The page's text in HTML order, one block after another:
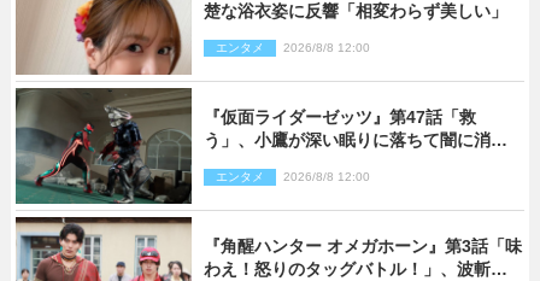
楚な浴衣姿に反響「相変わらず美しい」
エンタメ 2026/8/8 12:00
『仮面ライダーゼッツ』第47話「救
う」、小鷹が深い眠りに落ちて闇に消え
エンタメ 2026/8/8 12:00
『角醒ハンター オメガホーン』第3話「味
わえ！怒りのタッグバトル！」、波斬の